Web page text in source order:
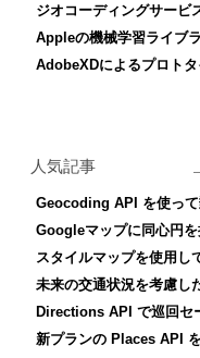
ジオコーディングサービ
Appleの機械学習ライブ
AdobeXDによるプロト
人気記事
Geocoding API を使っ
Googleマップに同心円を
スタイルマップを使用し
未来の交通状況を考慮し
Directions API で巡回セ
新プランの Places API